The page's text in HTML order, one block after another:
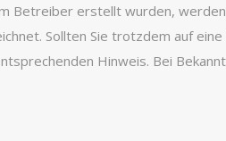
Betreiber erstellt wurden,
Sollten Sie trotzdem auf
Hinweis. Bei